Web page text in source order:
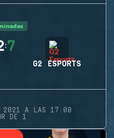
:7
G2 ESPORTS
2021 A LAS 17:00
DE 1